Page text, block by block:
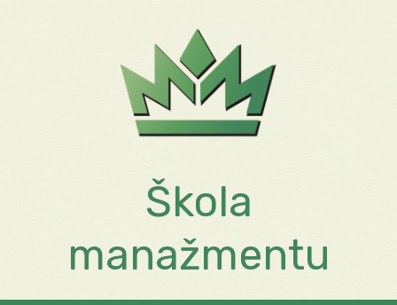
Škola
manažmentu